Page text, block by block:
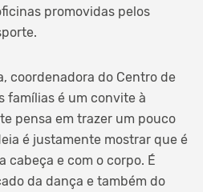
promovidas pelos
coordenadora do Centro de
famílias é um convite à
pensa em trazer um pouco
é justamente mostrar que é
cabeça e com o corpo. É
da dança e também do